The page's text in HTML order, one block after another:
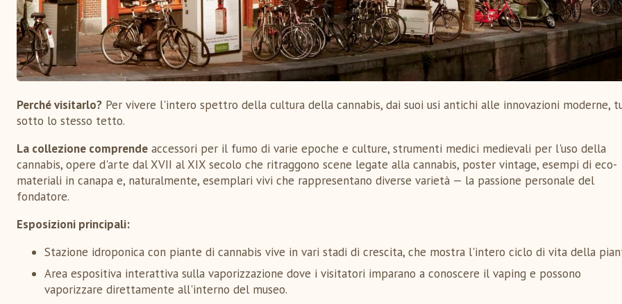
Perché visitarlo? Per vivere l'intero spettro della cultura della cannabis, dai suoi usi antichi alle innovazioni moderne,
sotto lo stesso tetto.
La collezione comprende accessori per il fumo di varie epoche e culture, strumenti medici medievali per l'uso della
cannabis, opere d'arte dal XVII al XIX secolo che ritraggono scene legate alla cannabis, poster vintage, esempi di eco-
materiali in canapa e, naturalmente, esemplari vivi che rappresentano diverse varietà — la passione personale del
fondatore.
Esposizioni principali:
Stazione idroponica con piante di cannabis vive in vari stadi di crescita, che mostra l'intero ciclo di vita della
Area espositiva interattiva sulla vaporizzazione dove i visitatori imparano a conoscere il vaping e possono
vaporizzare direttamente all'interno del museo.